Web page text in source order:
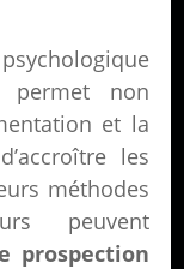
permet non
et la
les
méthodes
peuvent
prospection